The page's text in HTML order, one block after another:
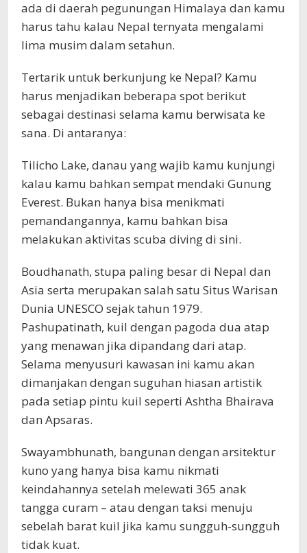
ada di daerah pegunungan Himalaya dan kamu
harus tahu kalau Nepal ternyata mengalami
lima musim dalam setahun.
Tertarik untuk berkunjung ke Nepal? Kamu
harus menjadikan beberapa spot berikut
sebagai destinasi selama kamu berwisata ke
sana. Di antaranya:
Tilicho Lake, danau yang wajib kamu kunjungi
kalau kamu bahkan sempat mendaki Gunung
Everest. Bukan hanya bisa menikmati
pemandangannya, kamu bahkan bisa
melakukan aktivitas scuba diving di sini.
Boudhanath, stupa paling besar di Nepal dan
Asia serta merupakan salah satu Situs Warisan
Dunia UNESCO sejak tahun 1979.
Pashupatinath, kuil dengan pagoda dua atap
yang menawan jika dipandang dari atap.
Selama menyusuri kawasan ini kamu akan
dimanjakan dengan suguhan hiasan artistik
pada setiap pintu kuil seperti Ashtha Bhairava
dan Apsaras.
Swayambhunath, bangunan dengan arsitektur
kuno yang hanya bisa kamu nikmati
keindahannya setelah melewati 365 anak
tangga curam – atau dengan taksi menuju
sebelah barat kuil jika kamu sungguh-sungguh
tidak kuat.